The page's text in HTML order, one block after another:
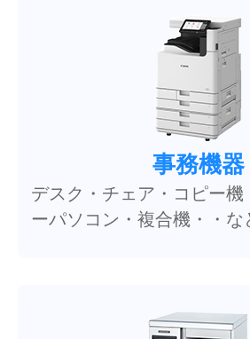
事務機器
デスク・チェア・コピー
ーパソコン・複合機・・な